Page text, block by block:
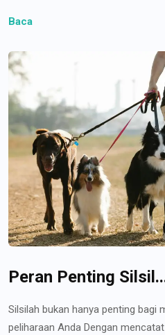
Baca
Peran Penting
Silsilah bukan hanya penting bagi
peliharaan Anda Dengan